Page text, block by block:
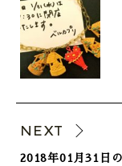
NEXT
2018年01月31日